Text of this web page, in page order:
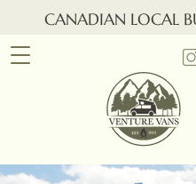
CANADIAN LOCAL